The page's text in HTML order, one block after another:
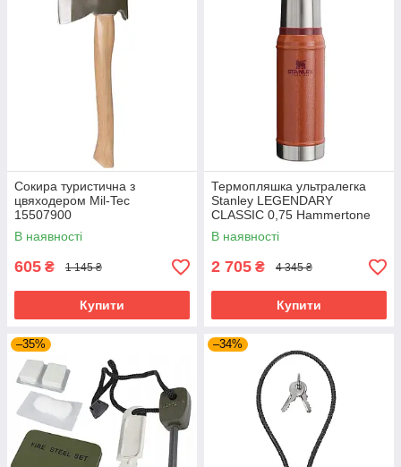
Сокира туристична з
цвяходером Mil-Tec
15507900
В наявності
605 ₴ 1 145 ₴
Купити
Термопляшка ультралегка
Stanley LEGENDARY
CLASSIC 0,75 Hammertone
Clay 10-01612-065
В наявності
2 705 ₴ 4 345 ₴
Купити
–35% –34%